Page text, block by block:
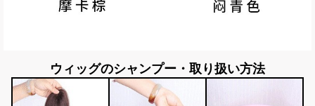
ウィッグのシャンプー・取り扱い方法